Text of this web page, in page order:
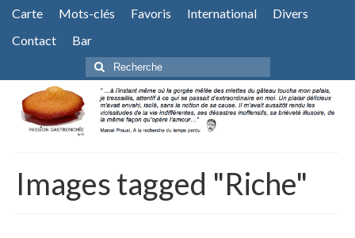
Carte Mots-clés Favoris International
Divers
Contact
Bar
Rechercher
:
Images tagged "Riche"